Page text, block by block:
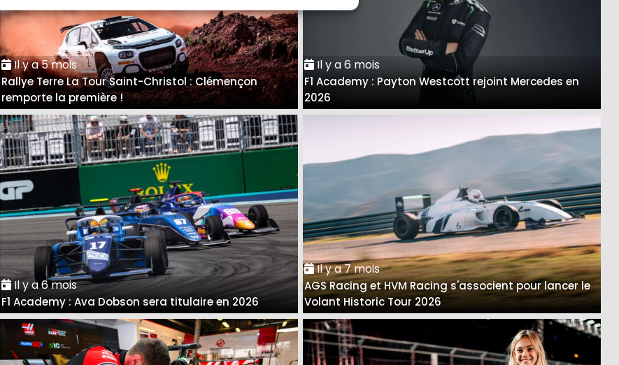
Il y a 5 mois
Rallye Terre La Tour Saint-Christol : Clémençon
remporte la première !
Il y a 6 mois
F1 Academy : Payton Westcott rejoint Mercedes en
2026
Il y a 6 mois
F1 Academy : Ava Dobson sera titulaire en 2026
Il y a 7 mois
AGS Racing et HVM Racing s'associent pour lancer le
Volant Historic Tour 2026